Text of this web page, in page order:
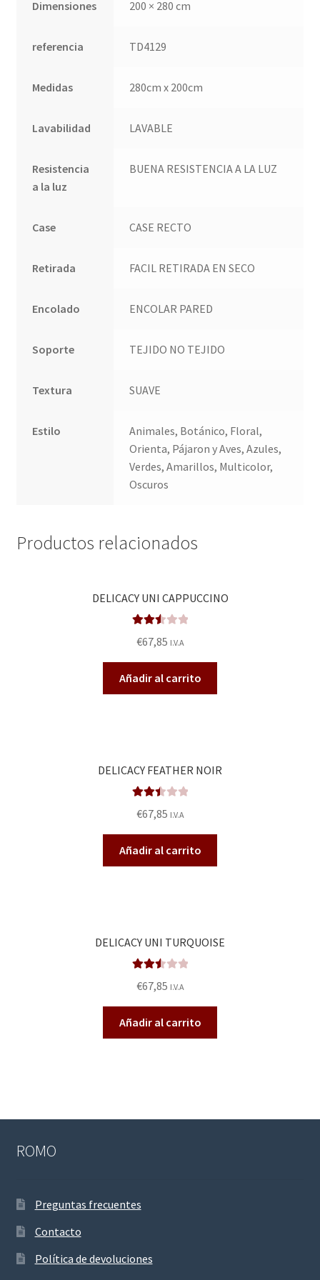
Dimensiones 200 × 280 cm
referencia TD4129
Medidas 280cm x 200cm
Lavabilidad LAVABLE
Resistencia
a la luz
BUENA RESISTENCIA A LA LUZ
Case CASE RECTO
Retirada FACIL RETIRADA EN SECO
Encolado ENCOLAR PARED
Soporte TEJIDO NO TEJIDO
Textura SUAVE
Estilo
Animales, Botánico, Floral,
Orienta, Pájaron y Aves, Azules,
Verdes, Amarillos, Multicolor,
Oscuros
Productos relacionados
DELICACY UNI CAPPUCCINO
do en
2.56
de 5
€67,85 I.V.A
Añadir al carrito
DELICACY FEATHER NOIR
do en
2.53
de 5
€67,85 I.V.A
Añadir al carrito
DELICACY UNI TURQUOISE
do en
2.58
de 5
€67,85 I.V.A
Añadir al carrito
ROMO
Preguntas frecuentes
Contacto
Política de devoluciones